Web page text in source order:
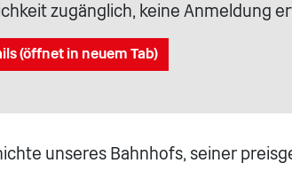
zugänglich, keine Anmeldung
(öffnet in neuem Tab)
unseres Bahnhofs, seiner